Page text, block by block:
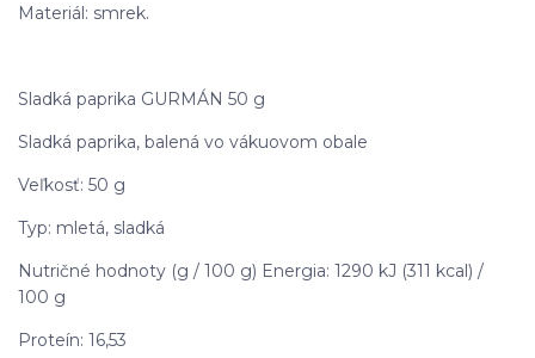
Materiál: smrek.
Sladká paprika GURMÁN 50 g
Sladká paprika, balená vo vákuovom obale
Veľkosť: 50 g
Typ: mletá, sladká
Nutričné hodnoty (g / 100 g) Energia: 1290 kJ (311 kcal) /
100 g
Proteín: 16,53